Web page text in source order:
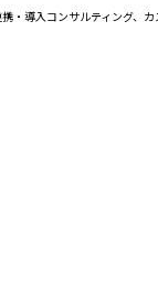
導入コンサルティング、